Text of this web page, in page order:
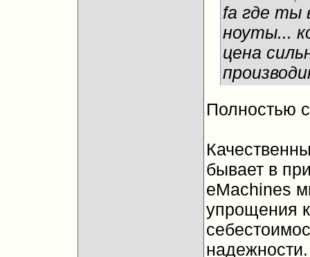
fа где ты
ноуты...
цена
Полностью
бывает в
eMachines
упрощения